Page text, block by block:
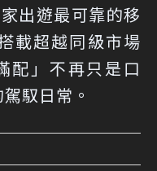
出遊最可靠的移
載超越同級市場
配」不再只是口
馭日常。